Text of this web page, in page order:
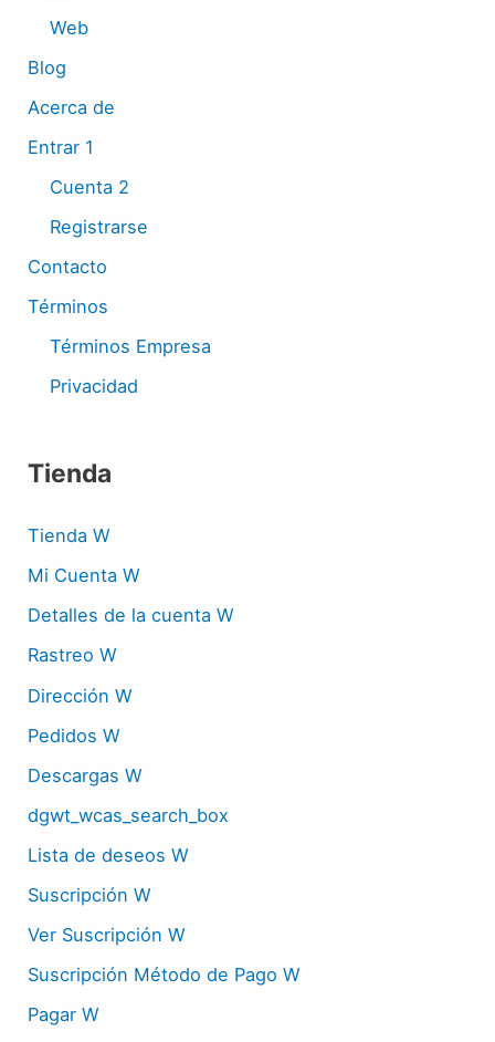
Web
Blog
Acerca de
Entrar 1
Cuenta 2
Registrarse
Contacto
Términos
Términos Empresa
Privacidad
Tienda
Tienda W
Mi Cuenta W
Detalles de la cuenta W
Rastreo W
Dirección W
Pedidos W
Descargas W
dgwt_wcas_search_box
Lista de deseos W
Suscripción W
Ver Suscripción W
Suscripción Método de Pago W
Pagar W